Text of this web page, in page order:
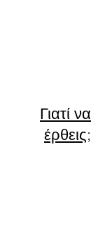
Γιατί να
έρθεις;